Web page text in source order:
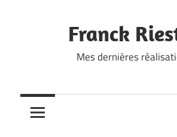
Franck
Mes dernières